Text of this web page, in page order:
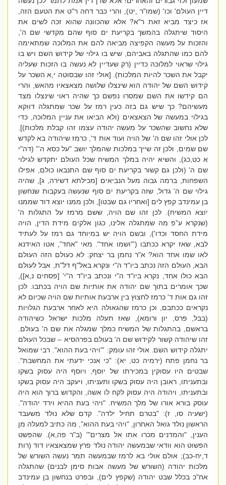
דיין העולם' וכו' (שמו"ר ,יט), והרי כבר דחה ר"ט את הטעם הזה,
אז כיצד מביא זאת ר"א? אלא שהכוונה שהוא זכה לשים את
היסוד שיתגלה בהמשך בקריעת ים סוף שהם מקדשי שם ה',
והזכות על מעשה הקפיצה מביאה להם את המלוכה שמתאימה
להם כמו שהתגלה באביהם, שיש בו גילוי של קידוש השם ויש בו
גילוי שראוי למלוכה כדיין (רק שעדיין לא נעשה בו הזכות שעליה
יקבל את השכר להיות המלכות). [אולי זהו שבסוטה י,א השכר על
קידוש השם של יהודה הוא שינצלו שלושה מצאצאיו מהאש, והרי
הם קידשו את השם שמסרו נפשם כך שהיה ראוי שינצלו מצד
מעשיהם? כך שיש גם בזה כעין רמז על שכר שמתגלה דווקא
בגילוי במעשה של הצאצאים (ולא הביאו את עניין המלוכה, כדי
שלא נחשוב שהשכר על מעשה יהודה עצמו זהו קבלת מלכות)].
לכן אולי זהו שם ה' של הויה ועוד אות ד', כרמז שיהודה בא לקדש
שם שמים, ולכן זה שייך במלכות שהמלך יושב "על כסא ה'” (דה"י
א כט,כג), והשיא יהיה במלך המשיח שכל העולם יתקדש לגילוי
שם ה' (ולכן גם קשור בקריעת ים סוף שם התנבאו כולם, אפילו
השפחות, ברמה גבוה מעל הנביאים [מכילתא דשירה, ג], שהיה
גילוי שם ה' גדול, שזה בקריעת ים סוף שנעשה בעקבות שנחשון
בן עמינדב קפץ לים [ואחריו גם שבטו], ולכן ממנו יוצא דוד שממנו
יוצא המשיח). לכן זהו שם הויה, ששם מרמז על התגלות ה'
(שנקרא ע”פ מה שמתגלה אלינו, כגון אלקים מידת הדין, הויה
מידת החסד וכדו'), ובשם הויה יש במיוחד גם רמז על לעתיד
לבא, שאז יקרא ככתבו ('"ושמו אחד". מאי "אחד”, אטו האידנא
לאו שמו אחד הוא? א"ר נחמן בר יצחק: לא כעולם הזה העולם
הבא, העולם הזה נכתב ביו"ד ה"י ונקרא באל"ף דל"ת, אבל לעולם
הבא כולו אחד, נקרא ביו"ד ה"י ונכתב ביו"ד ה"י' [פסחים נ,א]),
שכך אומרים בתוך שם יהודה את אותיות שם הויה בכתבו. לכן
זהו גם אות ד' כרמז לחצוץ בין ארבעת אותיות שם הויה שכיום לא
נקראים ככתבם, וכן כרמז שהגאולה היא לאחר ארבעת הגלויות
(בבל, פרס, יון ורומא), שאז תעלה מלכות ישראל כשיהודה
בראשם, בהתגלות של המשיח כמלך שמגלה את שם ה' בעולם.
זהו שיהודה קשור לקידוש שם ה' בעולם בפרהסיא – שבכל העולם
יתגלה קידוש השם. אולי זהו עומק: '"ויהי בעת ההוא". רבי שמואל
בר נחמן פתח (ירמיה כט, יא): "כי אנכי ידעתי את המחשבת".
שבטים היו עסוקין במכירתו של יוסף, ויוסף היה עסוק בשקו
ובתעניתו, ראובן היה עסוק בשקו ותעניתו, ויעקב היה עסוק בשקו
ובתעניתו, ויהודה היה עסוק לקח לו אשה, והקדוש ברוך הוא היה
עוסק בורא אורו של מלך המשיח. "ויהי בעת ההיא וירד יהודה".
(ישעיה סו, ז): "בטרם תחיל ילדה". קדם שלא נולד משעבד
הראשון נולד גואל האחרון, "ויהי בעת ההוא”, מה כתיב למעלה מן
הענין, "והמדנים מכרו אתו אל מצרים"' (ב"ר פה,א). שהפשט
הפשוט הוא וודאי שבמעשה יהודה נולד פרץ שמצאצאיו דוד (רות
ד,יח-כב); אולם אולי בא לרמז שבמעשה תמר נעשה השורש של
מלכות יהודה (השורש של מעשה אבות סימן לבנים) שהתגלה
אח"כ בכלל שבט יהודה (שקפץ לים), ובפרט בנחשון בן עמינדב